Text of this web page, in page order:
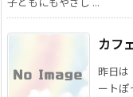
カフ
昨日
ートぽ